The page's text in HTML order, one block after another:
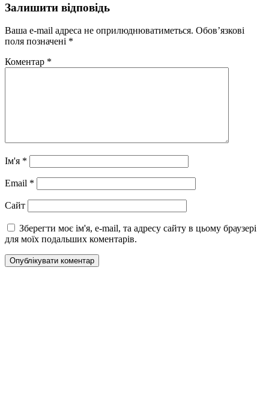
Залишити відповідь
Ваша e-mail адреса не оприлюднюватиметься. Обов’язкові
поля позначені *
Коментар *
Ім'я *
Email *
Сайт
Зберегти моє ім'я, e-mail, та адресу сайту в цьому браузері
для моїх подальших коментарів.